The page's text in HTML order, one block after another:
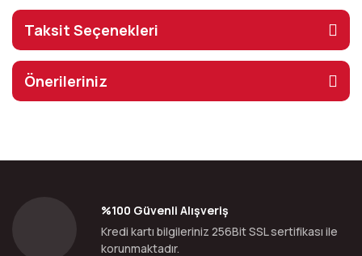
Taksit Seçenekleri
Önerileriniz
%100 Güvenli Alışveriş
Kredi kartı bilgileriniz 256Bit SSL sertifikası ile
korunmaktadır.